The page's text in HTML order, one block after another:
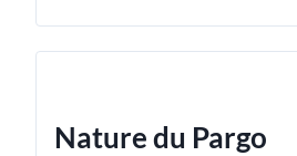
Nature du Pargo